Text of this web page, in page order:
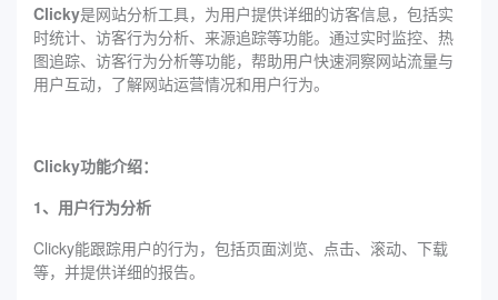
‌Clicky是网站分析工具，为用户提供详细的访客信息，包括实
时统计、访客行为分析、来源追踪等功能。通过实时监控、热
图追踪、访客行为分析等功能，帮助用户快速洞察网站流量与
用户互动，了解网站运营情况和用户行为。
‌Clicky功能介绍：
1、用户行为分析
Clicky能跟踪用户的行为，包括页面浏览、点击、滚动、下载
等，并提供详细的报告。